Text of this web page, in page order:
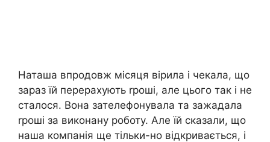
Наташа впродовж місяця вірила і чекала, що
зараз їй перерахують rроші, але цього так і не
сталося. Вона зателефонувала та зажадала
rроші за виконану роботу. Але їй сказали, що
наша компанія ще тільки-но відкривається, і